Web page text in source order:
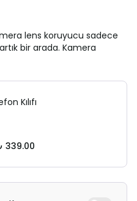
lens koruyucu sadece
bir arada. Kamera
Kılıfı
339.00